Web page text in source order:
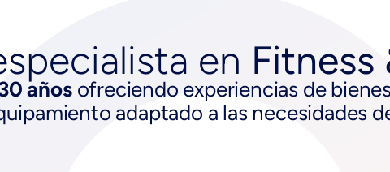
en Fitness
añosofreciendo experiencias de
adaptado a las necesidades